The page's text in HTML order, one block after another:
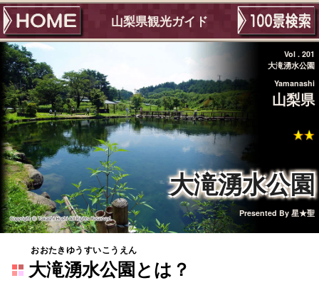
山梨県観光ガイド
Vol . 201
大滝湧水公園
Yamanashi
山梨県
大滝湧水公園
Presented By 星★聖
大滝湧水公園
おおたきゆうすいこうえん
とは？